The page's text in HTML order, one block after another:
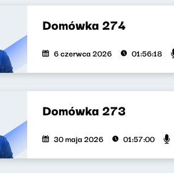
Domówka 274
6 czerwca 2026 01:56:18
Domówka 273
30 maja 2026 01:57:00